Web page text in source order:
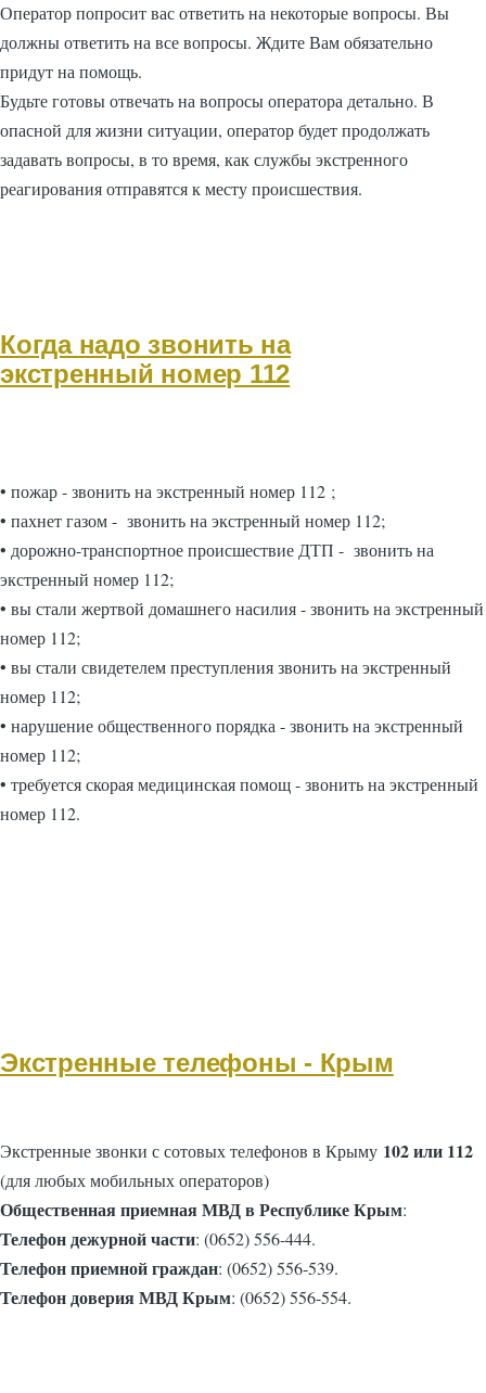
Оператор попросит вас ответить на некоторые вопросы. Вы
должны ответить на все вопросы. Ждите Вам обязательно
придут на помощь.
Будьте готовы отвечать на вопросы оператора детально. В
опасной для жизни ситуации, оператор будет продолжать
задавать вопросы, в то время, как службы экстренного
реагирования отправятся к месту происшествия.
Когда надо звонить на
экстренный номер 112
• пожар - звонить на экстренный номер 112 ;
• пахнет газом - звонить на экстренный номер 112;
• дорожно-транспортное происшествие ДТП - звонить на
экстренный номер 112;
• вы стали жертвой домашнего насилия - звонить на экстренный
номер 112;
• вы стали свидетелем преступления звонить на экстренный
номер 112;
• нарушение общественного порядка - звонить на экстренный
номер 112;
• требуется скорая медицинская помощ - звонить на экстренный
номер 112.
Экстренные телефоны - Крым
Экстренные звонки с сотовых телефонов в Крыму 102 или 112
(для любых мобильных операторов)
Общественная приемная МВД в Республике Крым:
Телефон дежурной части: (0652) 556-444.
Телефон приемной граждан: (0652) 556-539.
Телефон доверия МВД Крым: (0652) 556-554.